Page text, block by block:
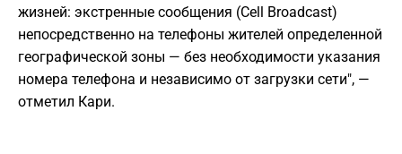
жизней: экстренные сообщения (Cell Broadcast)
непосредственно на телефоны жителей определенной
географической зоны — без необходимости указания
номера телефона и независимо от загрузки сети", —
отметил Кари.